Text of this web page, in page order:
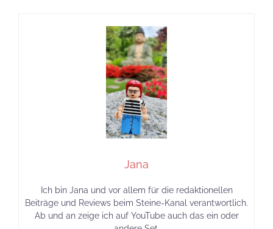
Jana
Ich bin Jana und vor allem für die redaktionellen
Beiträge und Reviews beim Steine-Kanal verantwortlich.
Ab und an zeige ich auf YouTube auch das ein oder